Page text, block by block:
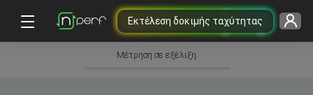
Εκτέλεση δοκιμής ταχύτητας
Μέτρηση σε εξέλιξη